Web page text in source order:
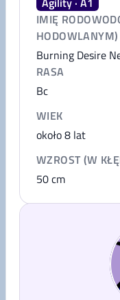
IMIĘ
HODOWLANYM)
Burning Desire
RASA
Bc
WIEK
około 8 lat
WZROST (W
50cm